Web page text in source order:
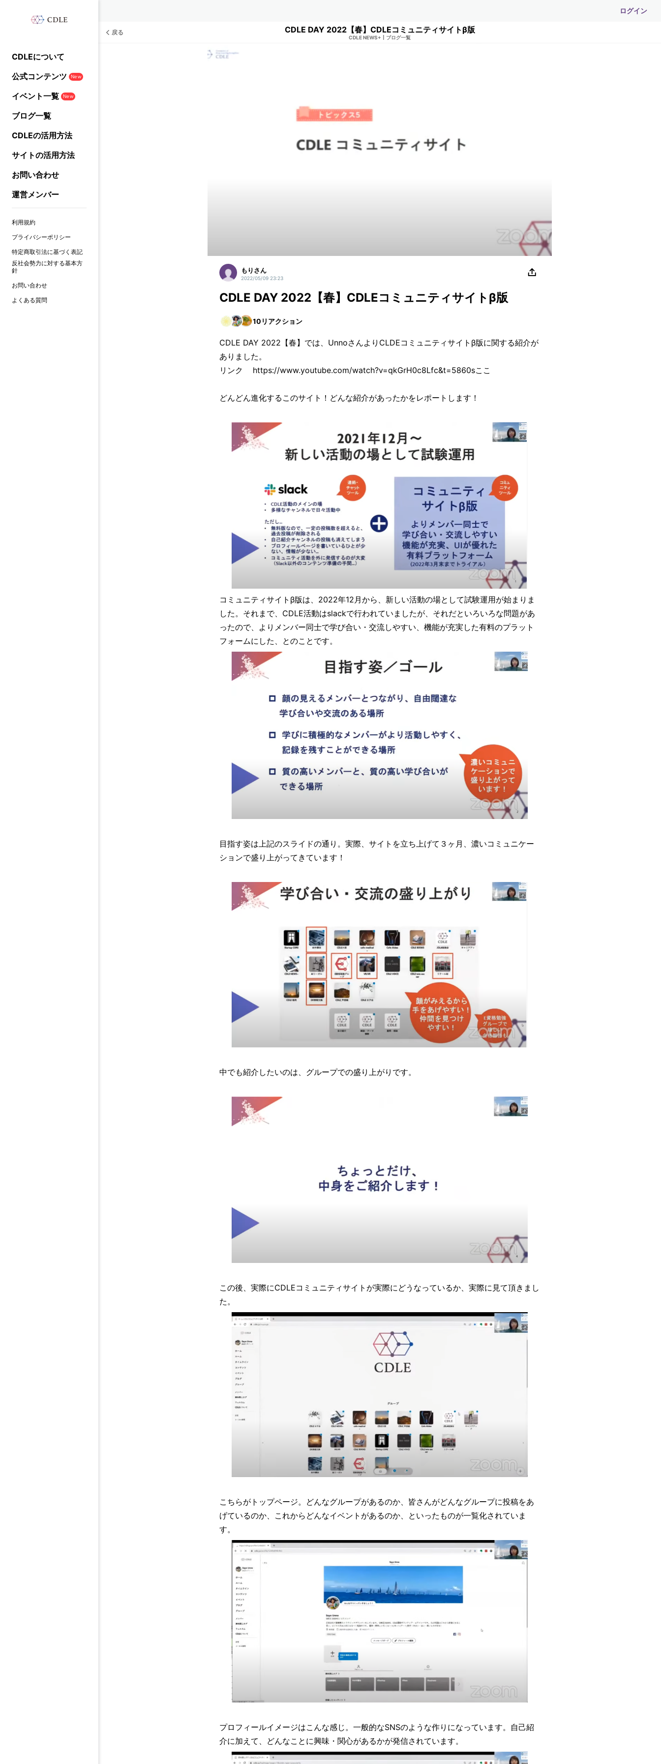
ログイン
CDLEについて
公式コンテンツ
New
イベント一覧 New
ブログ一覧
CDLEの活用方法
サイトの活用方法
お問い合わせ
運営メンバー
利用規約
プライバシーポリシー
特定商取引法に基づく表記
反社会勢力に対する基本方
針
お問い合わせ
よくある質問
戻る CDLE DAY 2022【春】CDLEコミュニティサイトβ版
CDLE NEWS+ ブログ一覧
もりさん
2022/05/09 23:23
CDLE DAY 2022【春】CDLEコミュニティサイトβ版
10 リアクション
CDLE DAY 2022【春】では、UnnoさんよりCLDEコミュニティサイトβ版に関する紹介が
ありました。
リンク https://www.youtube.com/watch?v=qkGrH0c8Lfc&t=5860sここ
どんどん進化するこのサイト！どんな紹介があったかをレポートします！
コミュニティサイトβ版は、2022年12月から、新しい活動の場として試験運用が始まりま
した。それまで、CDLE活動はslackで行われていましたが、それだといろいろな問題があ
ったので、よりメンバー同士で学び合い・交流しやすい、機能が充実した有料のプラット
フォームにした、とのことです。
目指す姿は上記のスライドの通り。実際、サイトを立ち上げて３ヶ月、濃いコミュニケー
ションで盛り上がってきています！
中でも紹介したいのは、グループでの盛り上がりです。
この後、実際にCDLEコミュニティサイトが実際にどうなっているか、実際に見て頂きまし
た。
こちらがトップページ。どんなグループがあるのか、皆さんがどんなグループに投稿をあ
げているのか、これからどんなイベントがあるのか、といったものが一覧化されていま
す。
プロフィールイメージはこんな感じ。一般的なSNSのような作りになっています。自己紹
介に加えて、どんなことに興味・関心があるかが発信されています。